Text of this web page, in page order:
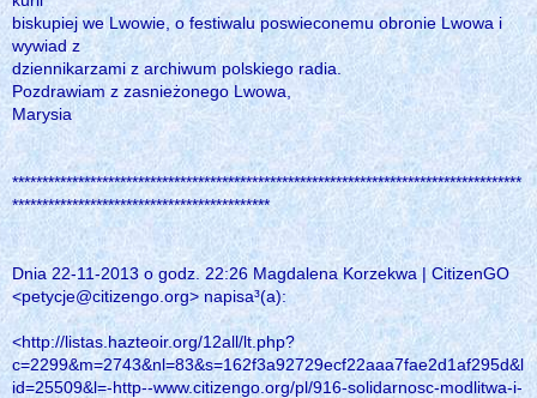
biskupiej we Lwowie, o festiwalu poswieconemu obronie Lwowa i
wywiad z
dziennikarzami z archiwum polskiego radia.
Pozdrawiam z zasnieżonego Lwowa,
Marysia
*************************************************************************************
*******************************************
Dnia 22-11-2013 o godz. 22:26 Magdalena Korzekwa | CitizenGO
<petycje@citizengo.org> napisa³(a):
<http://listas.hazteoir.org/12all/lt.php?
c=2299&m=2743&nl=83&s=162f3a92729ecf22aaa7fae2d1af295d&l
id=25509&l=-http--www.citizengo.org/pl/916-solidarnosc-modlitwa-i-